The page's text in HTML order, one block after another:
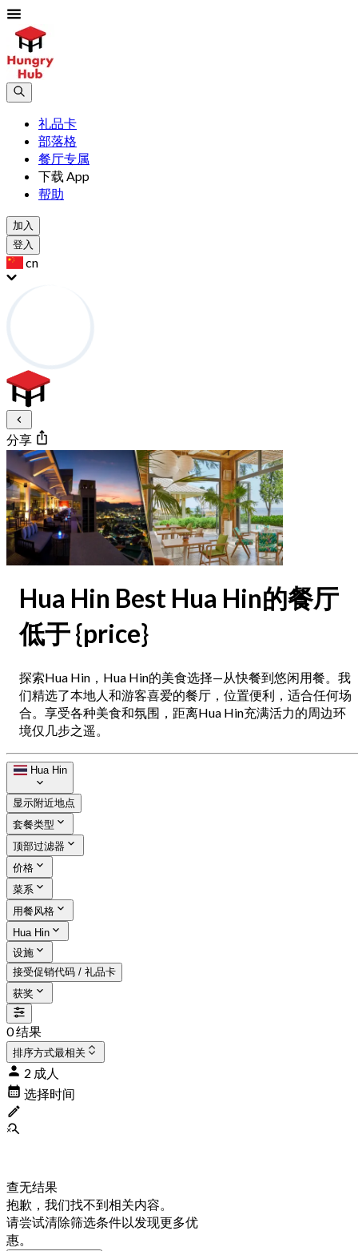
礼品卡
部落格
餐厅专属
下载 App
帮助
加入
登入
cn
分享
Hua Hin Best Hua Hin的餐厅
低于 {price}
探索Hua Hin，Hua Hin的美食选择—从快餐到悠闲用餐。我
们精选了本地人和游客喜爱的餐厅，位置便利，适合任何场
合。享受各种美食和氛围，距离Hua Hin充满活力的周边环
境仅几步之遥。
Hua Hin
显示附近地点
套餐类型
顶部过滤器
价格
菜系
用餐风格
Hua Hin
设施
接受促销代码 / 礼品卡
获奖
0 结果
排序方式最相关
2 成人
选择时间
查无结果
抱歉，我们找不到相关内容。
请尝试清除筛选条件以发现更多优
惠。